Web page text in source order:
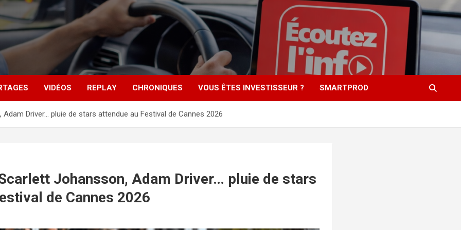
VIDÉOS REPLAY CHRONIQUES VOUS ÊTES INVESTISSEUR ? SMARTPROD
Driver… pluie de stars attendue au Festival de Cannes 2026
Johansson, Adam Driver… pluie de stars
de Cannes 2026